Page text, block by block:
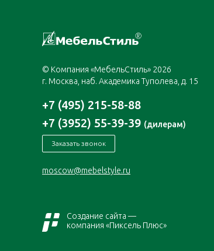
© Компания «МебельСтиль» 2026
г. Москва, наб. Академика Туполева, д. 15
+7 (495) 215-58-88
+7 (3952) 55-39-39 (дилерам)
Заказать звонок
moscow@mebelstyle.ru
Создание сайта —
компания «Пиксель Плюс»